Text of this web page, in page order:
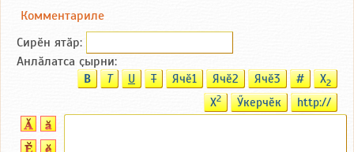
Комментариле
Сирӗн ятӑp:
Анлӑлатса ҫырни:
B T U T Ячӗ1 Ячӗ2 Ячӗ3 # X2
X2 Ӳкерчӗк http://